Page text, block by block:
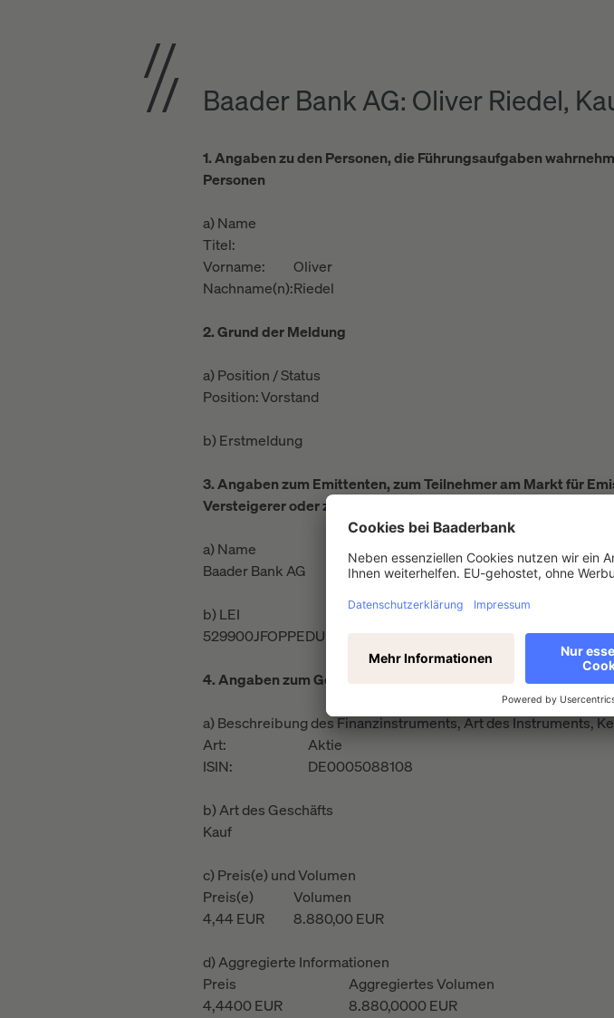
Baader Bank AG: Oliver Riedel,
1. Angaben zu den Personen, die Führungsaufgaben
Personen
a) Name
Titel:
Vorname:
Oliver
Nachname(n):Riedel
2. Grund der Meldung
a) Position / Status
Position:Vorstand
b) Erstmeldung
3. Angaben zum Emittenten, zum Teilnehmer am Markt für
Versteigerer oder zur Auktionsaufsicht
a) Name
Baader Bank AG
b) LEI
529900JFOPPEDUR61H13
4. Angaben zum Geschäft/zu den Geschäften
a) Beschreibung des Finanzinstruments, Art des Instruments,
Art:
Aktie
ISIN:
DE0005088108
b) Art des Geschäfts
Kauf
c) Preis(e) und Volumen
Preis(e)
Volumen
4,44EUR 8.880,00EUR
d) Aggregierte Informationen
Preis
Aggregiertes Volumen
4,4400EUR 8.880,0000EUR